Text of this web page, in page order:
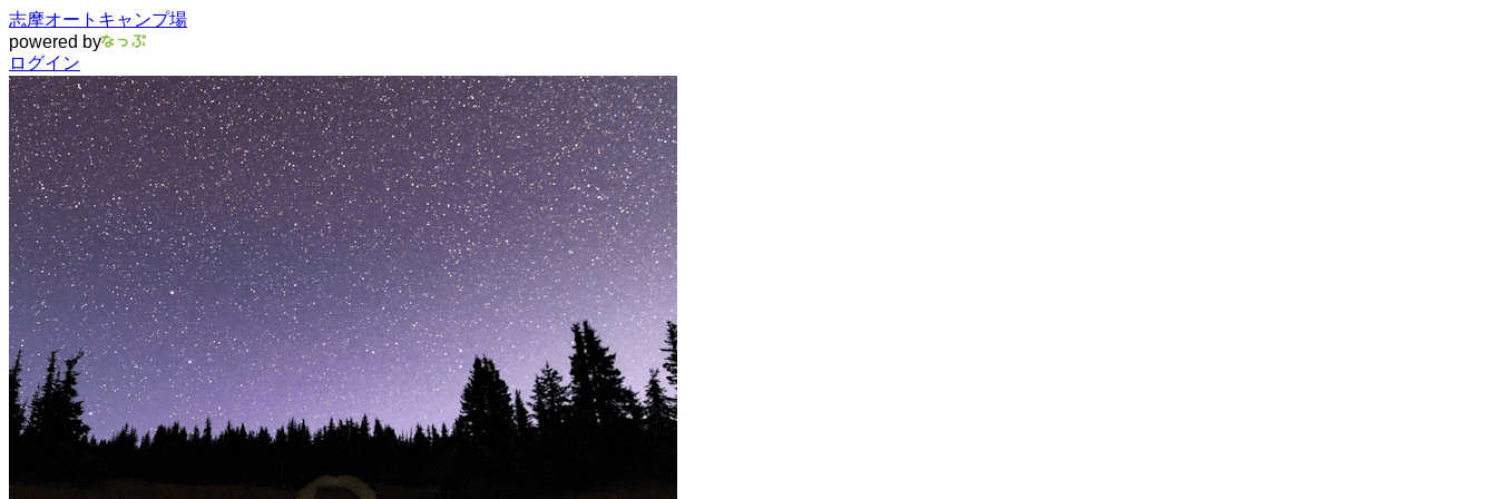
志摩オートキャンプ場
powered by
ログイン